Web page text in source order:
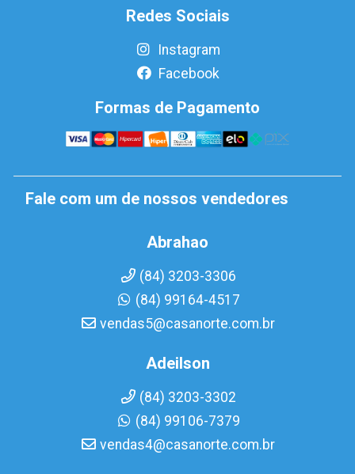
Redes Sociais
Instagram
Facebook
Formas de Pagamento
Fale com um de nossos vendedores
Abrahao
(84) 3203-3306
(84) 99164-4517
vendas5@casanorte.com.br
Adeilson
(84) 3203-3302
(84) 99106-7379
vendas4@casanorte.com.br